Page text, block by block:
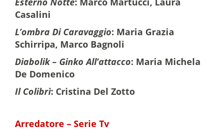
Casalini
L’ombra Di Caravaggio: Maria Grazia
Schirripa, Marco Bagnoli
Diabolik – Ginko All’attacco: Maria Michela
De Domenico
Il Colibrì: Cristina Del Zotto
Arredatore – Serie Tv